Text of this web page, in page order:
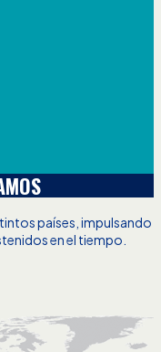
países, impulsando
en el tiempo.